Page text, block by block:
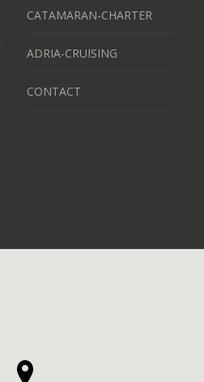
CATAMARAN-CHARTER
ADRIA-CRUISING
CONTACT